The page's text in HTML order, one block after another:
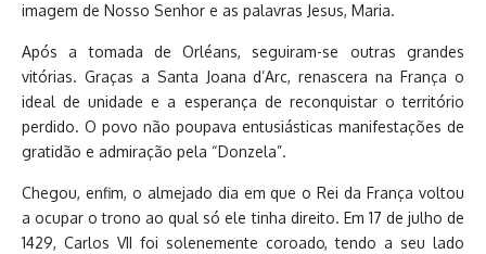
imagem de Nosso Senhor e as palavras Jesus, Maria.
Após a tomada de Orléans, seguiram-se outras grandes
vitórias. Graças a Santa Joana d’Arc, renascera na França o
ideal de unidade e a esperança de reconquistar o território
perdido. O povo não poupava entusiásticas manifestações de
gratidão e admiração pela “Donzela”.
Chegou, enfim, o almejado dia em que o Rei da França voltou
a ocupar o trono ao qual só ele tinha direito. Em 17 de julho de
1429, Carlos VII foi solenemente coroado, tendo a seu lado